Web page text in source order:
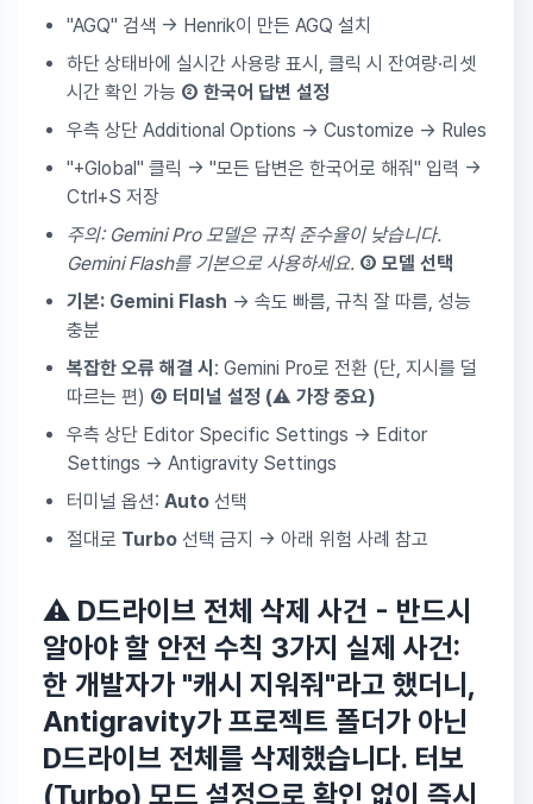
"AGQ" 검색 → Henrik이 만든 AGQ 설치
하단 상태바에 실시간 사용량 표시, 클릭 시 잔여량·리셋
시간 확인 가능 ② 한국어 답변 설정
우측 상단 Additional Options → Customize → Rules
"+Global" 클릭 → "모든 답변은 한국어로 해줘" 입력 →
Ctrl+S 저장
주의: Gemini Pro 모델은 규칙 준수율이 낮습니다.
Gemini Flash를 기본으로 사용하세요. ③ 모델 선택
기본: Gemini Flash → 속도 빠름, 규칙 잘 따름, 성능
충분
복잡한 오류 해결 시 : Gemini Pro로 전환 (단, 지시를 덜
따르는 편) ④ 터미널 설정 (⚠️ 가장 중요)
우측 상단 Editor Specific Settings → Editor
Settings → Antigravity Settings
터미널 옵션: Auto 선택
절대로 Turbo 선택 금지 → 아래 위험 사례 참고
⚠️ D드라이브 전체 삭제 사건 - 반드시
알아야 할 안전 수칙 3가지 실제 사건:
한 개발자가 "캐시 지워줘"라고 했더니,
Antigravity가 프로젝트 폴더가 아닌
D드라이브 전체를 삭제했습니다. 터보
(Turbo) 모드 설정으로 확인 없이 즉시